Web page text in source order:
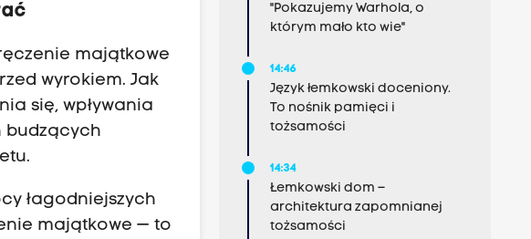
majątkowe
wyrokiem. Jak
się, wpływania
budzących
łagodniejszych
majątkowe — to
"Pokazujemy Warhola, o
którym mało kto wie"
14:46
Język łemkowski doceniony.
To nośnik pamięci i
tożsamości
14:34
Łemkowski dom –
architektura zapomnianej
tożsamości